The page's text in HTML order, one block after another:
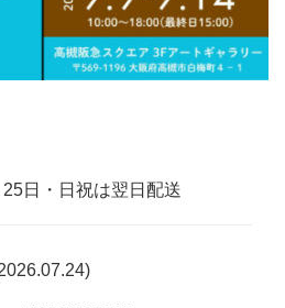
25日・日祝は翌日配送